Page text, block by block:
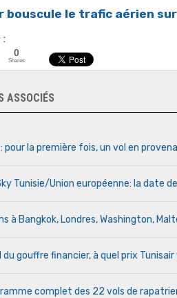
bouscule le trafic aérien sur
:
0
Shares
ASSOCIÉS
pour la première fois, un vol en
Tunisie/Union européenne: la date
à Bangkok, Londres, Washington,
du gouffre financier, à quel prix
complet des 22 vols de